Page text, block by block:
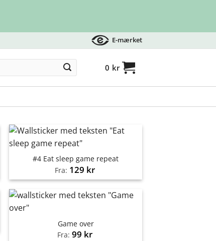
E-mærket
0 kr
#4 Eat sleep game repeat
Fra: 129 kr
Game over
Fra: 99 kr